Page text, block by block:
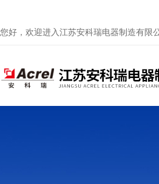
您好，欢迎进入江苏安科瑞电器制造有限